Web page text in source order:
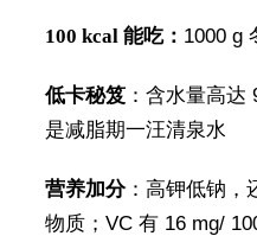
100 kcal 能吃： 1000 g
低卡秘笈：含水量高达
是减脂期一汪清泉水
营养加分：高钾低钠，
物质；VC 有 16 mg/